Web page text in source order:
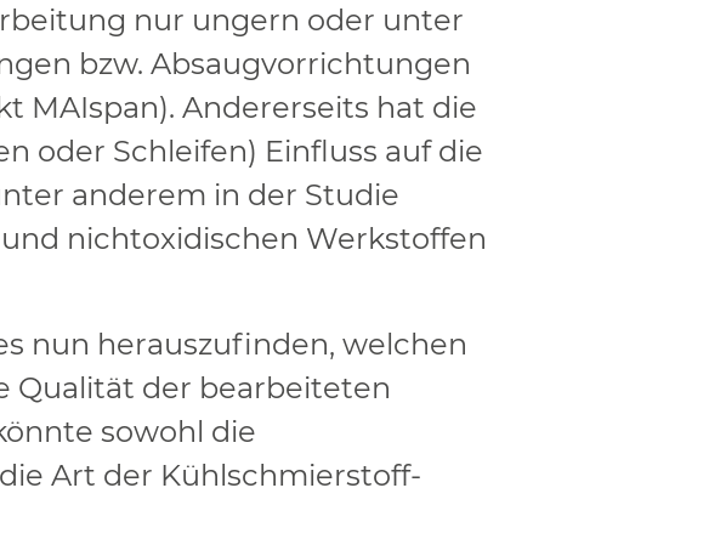
nur ungern oder unter
bzw. Absaugvorrichtungen
MAIspan). Andererseits hat die
oder Schleifen) Einfluss auf die
anderem in der Studie
und nichtoxidischen Werkstoffen
nun herauszufinden, welchen
Qualität der bearbeiteten
sowohl die
Art der Kühlschmierstoff-